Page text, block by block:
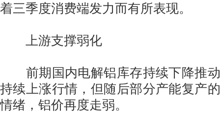
着三季度消费端发力而有所表现。
上游支撑弱化
前期国内电解铝库存持续下降推动
持续上涨行情，但随后部分产能复产
情绪，铝价再度走弱。